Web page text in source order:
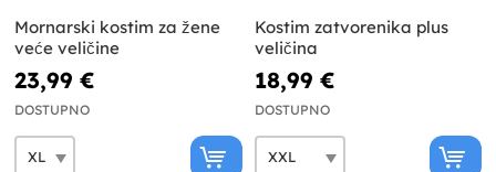
Mornarski kostim za žene
veće veličine
23,99 €
DOSTUPNO
Kostim zatvorenika plus
veličina
18,99 €
DOSTUPNO